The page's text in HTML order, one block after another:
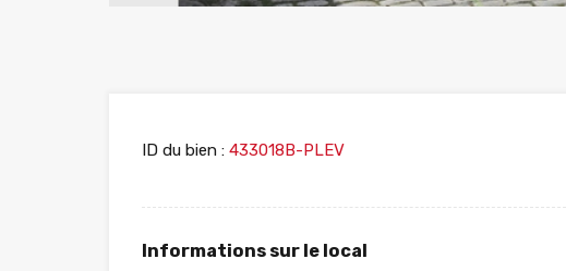
ID du bien : 433018B-PLEV
Informations sur le local